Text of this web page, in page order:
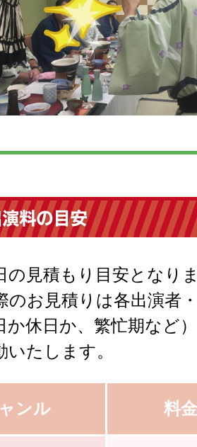
の見積もり目安となり
のお見積りは各出演者
か休日か、繁忙期など
いたします。
ンル 料